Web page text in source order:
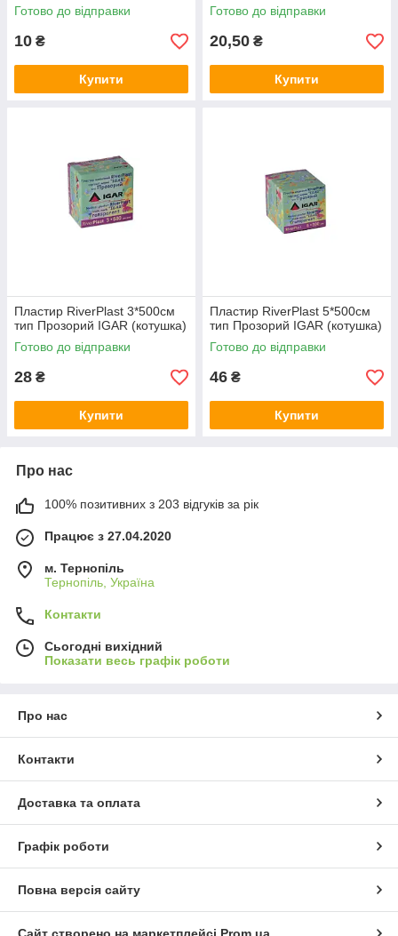
Готово до відправки
10 ₴
Купити
Готово до відправки
20,50 ₴
Купити
Пластир RiverPlast 3*500см
тип Прозорий IGAR (котушка)
Готово до відправки
28 ₴
Купити
Пластир RiverPlast 5*500см
тип Прозорий IGAR (котушка)
Готово до відправки
46 ₴
Купити
Про нас
100% позитивних з 203 відгуків за рік
Працює з 27.04.2020
м. Тернопіль
Тернопіль, Україна
Контакти
Сьогодні вихідний
Показати весь графік роботи
Про нас
Контакти
Доставка та оплата
Графік роботи
Повна версія сайту